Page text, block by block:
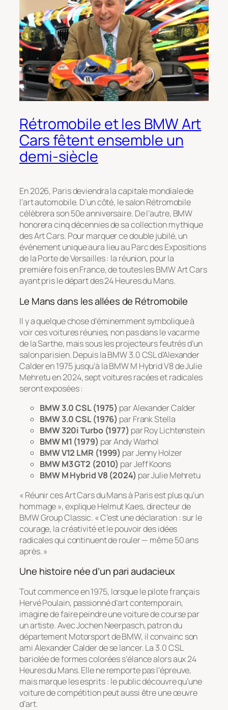
Rétromobile et les BMW Art
Cars fêtent ensemble un
demi-siècle
En 2026, Paris deviendra la capitale mondiale de
l’art automobile. D’un côté, le salon Rétromobile
célèbrera son 50e anniversaire. De l’autre, BMW
honorera cinq décennies de sa collection mythique
des Art Cars. Pour marquer ce double jubilé, un
événement unique aura lieu au Parc des Expositions
de la Porte de Versailles : la réunion, pour la
première fois en France, de toutes les BMW Art Cars
ayant pris le départ des 24 Heures du Mans.
Le Mans dans les allées de Rétromobile
Il y a quelque chose d’éminemment symbolique à
voir ces voitures réunies, non pas dans le vacarme
de la Sarthe, mais sous les projecteurs feutrés d’un
salon parisien. Depuis la BMW 3.0 CSL d’Alexander
Calder en 1975 jusqu’à la BMW M Hybrid V8 de Julie
Mehretu en 2024, sept voitures racées et radicales
seront exposées :
BMW 3.0 CSL (1975) parAlexander Calder
BMW 3.0 CSL (1976) parFrank Stella
BMW 320i Turbo (1977) parRoy Lichtenstein
BMW M1 (1979) parAndy Warhol
BMW V12 LMR (1999) parJenny Holzer
BMW M3 GT2 (2010) parJeff Koons
BMW M Hybrid V8 (2024) parJulie Mehretu
« Réunir ces Art Cars du Mans à Paris est plus qu’un
hommage », explique Helmut Kaes, directeur de
BMW Group Classic. « C’est une déclaration : sur le
courage, la créativité et le pouvoir des idées
radicales qui continuent de rouler — même 50 ans
après. »
Une histoire née d’un pari audacieux
Tout commence en 1975, lorsque le pilote français
Hervé Poulain, passionné d’art contemporain,
imagine de faire peindre une voiture de course par
un artiste. Avec Jochen Neerpasch, patron du
département Motorsport de BMW, il convainc son
ami Alexander Calder de se lancer. La 3.0 CSL
bariolée de formes colorées s’élance alors aux 24
Heures du Mans. Elle ne remporte pas l’épreuve,
mais marque les esprits : le public découvre qu’une
voiture de compétition peut aussi être une œuvre
d’art.